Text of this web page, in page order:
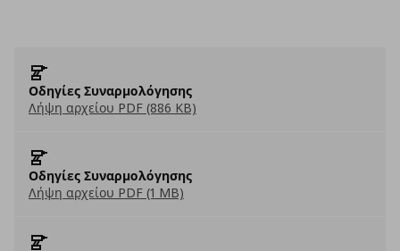
Οδηγίες Συναρμολόγησης
Λήψη αρχείου PDF (886 KB)
Οδηγίες Συναρμολόγησης
Λήψη αρχείου PDF (1 MB)